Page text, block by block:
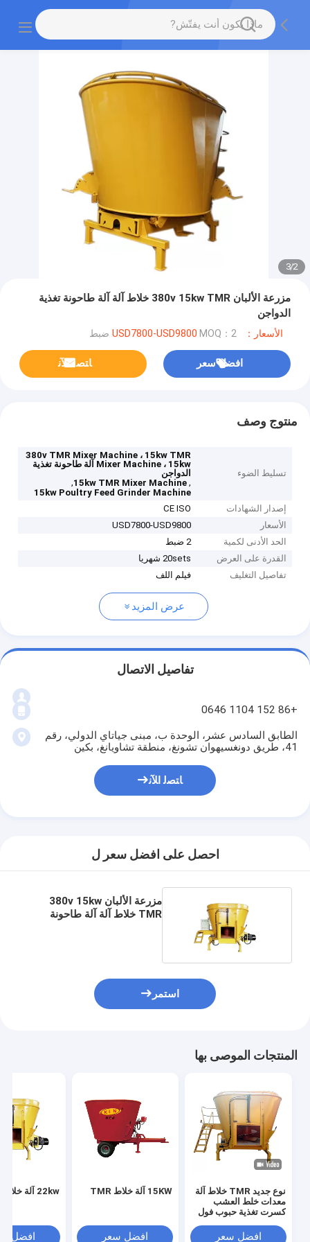
2
/
3
مزرعة الألبان 380v 15kw TMR خلاط آلة آلة طاحونة تغذية
الدواجن
الأسعار：USD7800-USD9800 MOQ：2 ضبط
افضل سعر ﺎﺘﺼﻟ ﺍﻶﻧ
منتوج وصف
تسليط الضوء
380v TMR Mixer Machine ، 15kw TMR
Mixer Machine ، 15kw آلة طاحونة تغذية
الدواجن
,
15kw TMR Mixer Machine
,
15kw Poultry Feed Grinder Machine
إصدار الشهادات
CE ISO
الأسعار
USD7800-USD9800
الحد الأدنى لكمية
2 ضبط
القدرة على العرض
20sets شهريا
تفاصيل التغليف
فيلم اللف
عرض المزيد
تفاصيل الاتصال
+86 152 1104 0646
الطابق السادس عشر، الوحدة ب، مبنى جياتاي الدولي، رقم
41، طريق دونغسيهوان تشونغ، منطقة تشاويانغ، بكين
ﺎﺘﺼﻟ ﺍﻶﻧ
احصل على افضل سعر ل
مزرعة الألبان 380v 15kw
TMR خلاط آلة آلة طاحونة
استمر
المنتجات الموصى بها
نوع جديد TMR خلاط آلة
معدات خلط العشب
كسرت تغذية حبوب فول
افضل سعر
15KW آلة خلاط TMR
افضل سعر
22kw آلة خلاط TMR
افضل